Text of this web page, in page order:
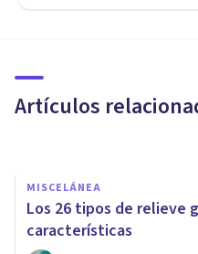
Artículos
tipos y
MISCELÁNEA
Los 26 tipos de relieve
características